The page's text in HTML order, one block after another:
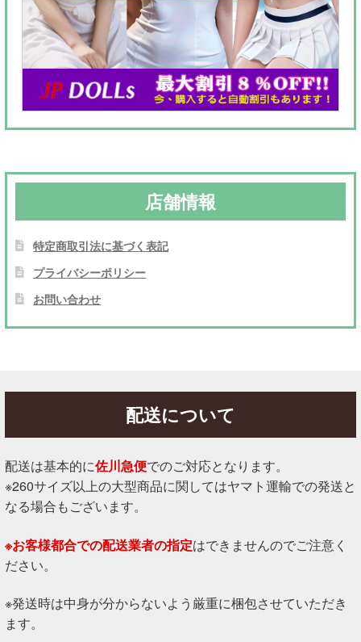
店舗情報
特定商取引法に基づく表記
プライバシーポリシー
お問い合わせ
配送について
配送は基本的に佐川急便でのご対応となります。
※260サイズ以上の大型商品に関してはヤマト運輸での発送と
なる場合もございます。
※お客様都合での配送業者の指定はできませんのでご注意く
ださい。
※発送時は中身が分からないよう厳重に梱包させていただき
ます。